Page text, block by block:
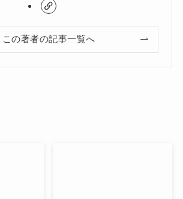
この著者の記事一覧へ